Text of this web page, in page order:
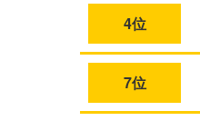
4位
7位